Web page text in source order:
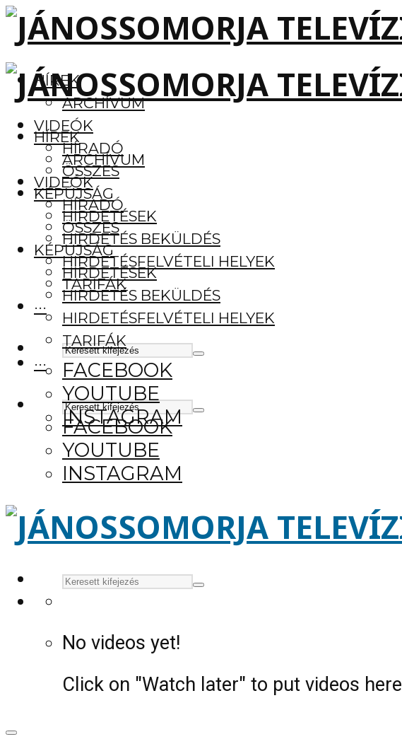
HÍREK
ARCHÍVUM
VIDEÓK
HÍRADÓ
ÖSSZES
KÉPÚJSÁG
HIRDETÉSEK
HIRDETÉS BEKÜLDÉS
HIRDETÉSFELVÉTELI HELYEK
TARIFÁK
···
FACEBOOK
YOUTUBE
INSTAGRAM
HÍREK
ARCHÍVUM
VIDEÓK
HÍRADÓ
ÖSSZES
KÉPÚJSÁG
HIRDETÉSEK
HIRDETÉS BEKÜLDÉS
HIRDETÉSFELVÉTELI HELYEK
TARIFÁK
···
FACEBOOK
YOUTUBE
INSTAGRAM
No videos yet!
Click on "Watch later" to put videos here